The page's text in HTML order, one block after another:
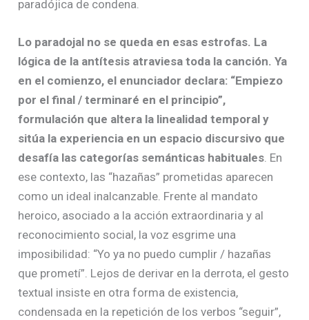
paradójica de condena.
Lo paradojal no se queda en esas estrofas. La
lógica de la antítesis atraviesa toda la canción. Ya
en el comienzo, el enunciador declara: “Empiezo
por el final / terminaré en el principio”,
formulación que altera la linealidad temporal y
sitúa la experiencia en un espacio discursivo que
desafía las categorías semánticas habituales. En
ese contexto, las “hazañas” prometidas aparecen
como un ideal inalcanzable. Frente al mandato
heroico, asociado a la acción extraordinaria y al
reconocimiento social, la voz esgrime una
imposibilidad: “Yo ya no puedo cumplir / hazañas
que prometí”. Lejos de derivar en la derrota, el gesto
textual insiste en otra forma de existencia,
condensada en la repetición de los verbos “seguir”,